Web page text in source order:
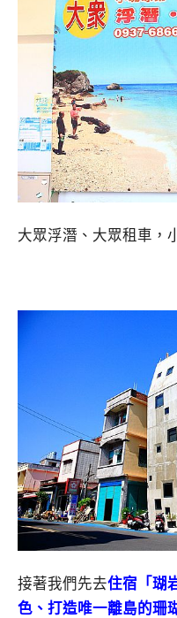
大眾浮潛、大眾租車，
接著我們先去住宿「瑚
色、打造唯一離島的珊